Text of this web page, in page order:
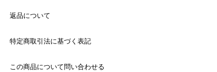
返品について
特定商取引法に基づく表記
この商品について問い合わせる